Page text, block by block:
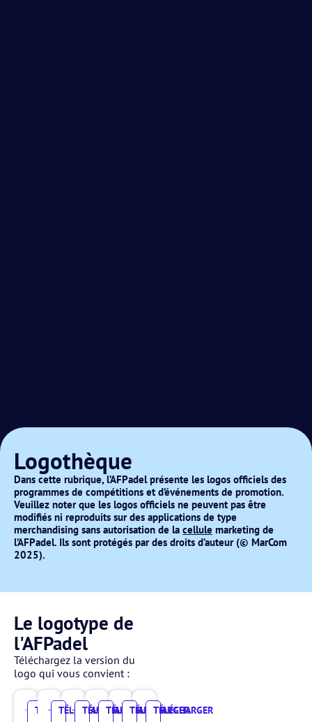
Logothèque
Dans cette rubrique, l’AFPadel présente les logos officiels des
programmes de compétitions et d’événements de promotion.
Veuillez noter que les logos officiels ne peuvent pas être
modifiés ni reproduits sur des applications de type
merchandising sans autorisation de la cellule marketing de
l’AFPadel. Ils sont protégés par des droits d’auteur (© MarCom
2025).
Le logotype de
l'AFPadel
Téléchargez la version du
logo qui vous convient :
TÉLÉCHARGER
TÉLÉCHARGER
TÉLÉCHARGER
TÉLÉCHARGER
TÉLÉCHARGER
TÉLÉCHARGER